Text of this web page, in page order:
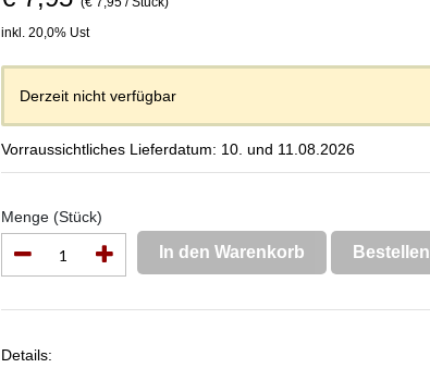
inkl. 20,0% Ust
Derzeit nicht verfügbar
Vorraussichtliches Lieferdatum: 10. und 11.08.2026
Menge (Stück)
In den Warenkorb Bestellen
Details: